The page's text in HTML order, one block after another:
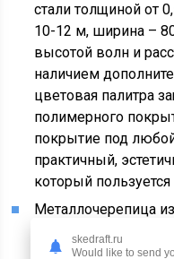
стали толщиной от
10-12 м, ширина –
высотой волн и
наличием
цветовая палитра
полимерного
покрытие под
практичный,
который
Металлочерепица
или меди толщиной
имитирует
skedraft.ru
Would like to send